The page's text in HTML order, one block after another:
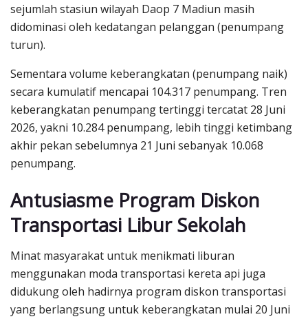
sejumlah stasiun wilayah Daop 7 Madiun masih
didominasi oleh kedatangan pelanggan (penumpang
turun).
Sementara volume keberangkatan (penumpang naik)
secara kumulatif mencapai 104.317 penumpang. Tren
keberangkatan penumpang tertinggi tercatat 28 Juni
2026, yakni 10.284 penumpang, lebih tinggi ketimbang
akhir pekan sebelumnya 21 Juni sebanyak 10.068
penumpang.
Antusiasme Program Diskon
Transportasi Libur Sekolah
Minat masyarakat untuk menikmati liburan
menggunakan moda transportasi kereta api juga
didukung oleh hadirnya program diskon transportasi
yang berlangsung untuk keberangkatan mulai 20 Juni